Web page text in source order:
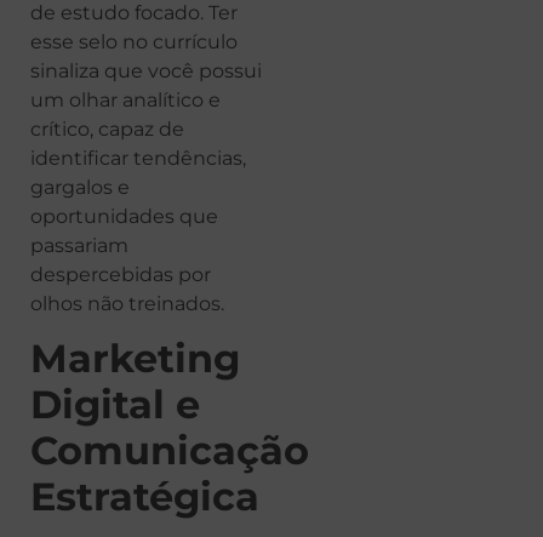
de estudo focado. Ter
esse selo no currículo
sinaliza que você possui
um olhar analítico e
crítico, capaz de
identificar tendências,
gargalos e
oportunidades que
passariam
despercebidas por
olhos não treinados.
Marketing
Digital e
Comunicação
Estratégica